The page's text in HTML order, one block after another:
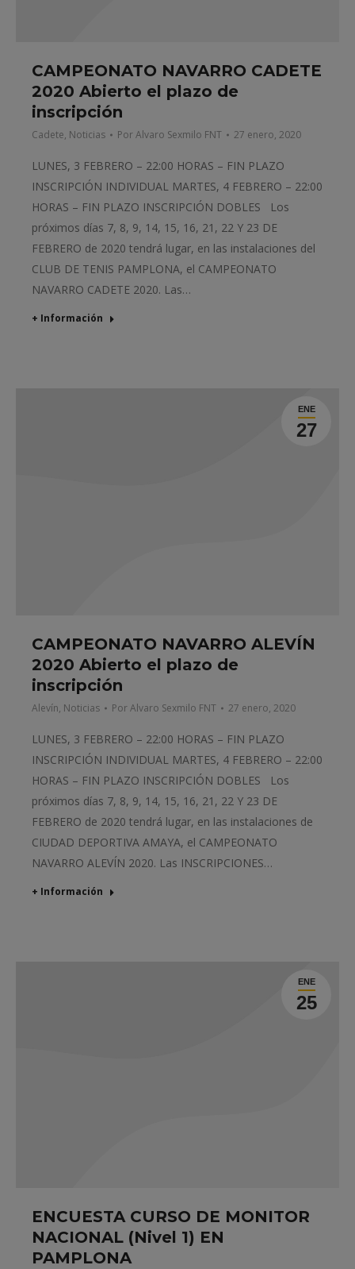
CAMPEONATO NAVARRO CADETE
2020 Abierto el plazo de
inscripción
Cadete, Noticias PorAlvaro Sexmilo FNT 27 enero, 2020
LUNES, 3 FEBRERO – 22:00 HORAS – FIN PLAZO
INSCRIPCIÓN INDIVIDUAL MARTES, 4 FEBRERO – 22:00
HORAS – FIN PLAZO INSCRIPCIÓN DOBLES Los
próximos días 7, 8, 9, 14, 15, 16, 21, 22 Y 23 DE
FEBRERO de 2020 tendrá lugar, en las instalaciones del
CLUB DE TENIS PAMPLONA, el CAMPEONATO
NAVARRO CADETE 2020. Las…
+ Información
ENE
27
CAMPEONATO NAVARRO ALEVÍN
2020 Abierto el plazo de
inscripción
Alevín, Noticias PorAlvaro Sexmilo FNT 27 enero, 2020
LUNES, 3 FEBRERO – 22:00 HORAS – FIN PLAZO
INSCRIPCIÓN INDIVIDUAL MARTES, 4 FEBRERO – 22:00
HORAS – FIN PLAZO INSCRIPCIÓN DOBLES Los
próximos días 7, 8, 9, 14, 15, 16, 21, 22 Y 23 DE
FEBRERO de 2020 tendrá lugar, en las instalaciones de
CIUDAD DEPORTIVA AMAYA, el CAMPEONATO
NAVARRO ALEVÍN 2020. Las INSCRIPCIONES…
+ Información
ENE
25
ENCUESTA CURSO DE MONITOR
NACIONAL (Nivel 1) EN
PAMPLONA